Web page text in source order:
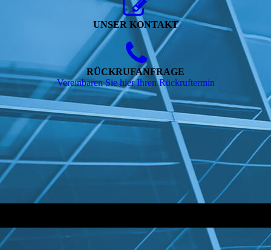
UNSER KONTAKT
RÜCKRUFANFRAGE
Vereinbaren Sie hier Ihren Rückruftermin